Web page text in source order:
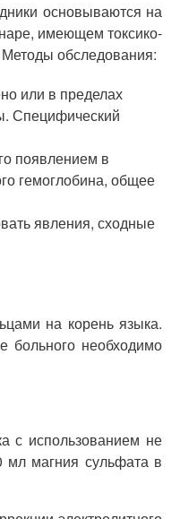
основываются на
имеющем токсико-
Методы обследования:
или в пределах
Специфический
появлением в
гемоглобина, общее
явления, сходные
на корень языка.
больного необходимо
с использованием не
мл магния сульфата в